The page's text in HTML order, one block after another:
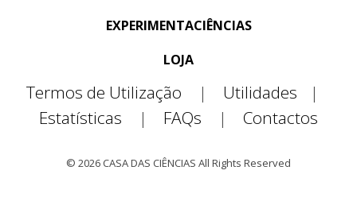
EXPERIMENTACIÊNCIAS
LOJA
Termos de Utilização | Utilidades
|
Estatísticas
| FAQs | Contactos
© 2026 CASA DAS CIÊNCIAS All Rights Reserved